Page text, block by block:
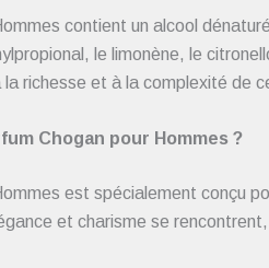
contient un alcool
le limonène, le
richesse et à la complexité de
Chogan pour Hommes ?
est spécialement conçu
et charisme se